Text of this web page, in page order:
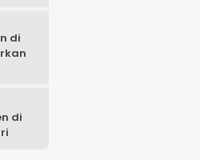
di
di